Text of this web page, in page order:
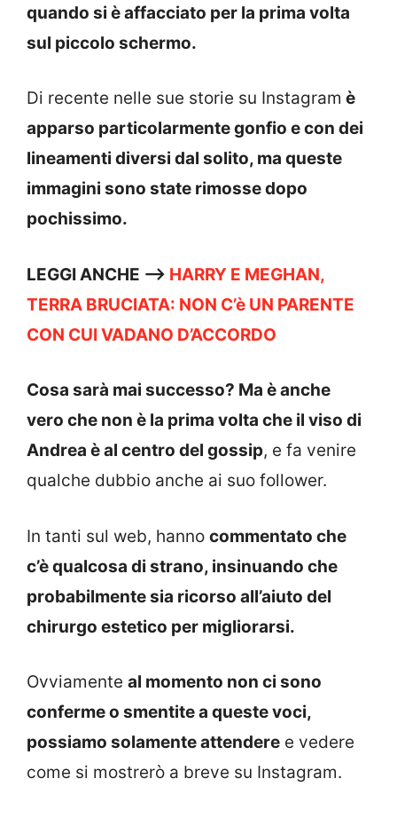
quando si è affacciato per la prima volta
sul piccolo schermo.
Di recente nelle sue storie su Instagram è
apparso particolarmente gonfio e con dei
lineamenti diversi dal solito, ma queste
immagini sono state rimosse dopo
pochissimo.
LEGGI ANCHE —-> HARRY E MEGHAN,
TERRA BRUCIATA: NON C’è UN PARENTE
CON CUI VADANO D’ACCORDO
Cosa sarà mai successo? Ma è anche
vero che non è la prima volta che il viso di
Andrea è al centro del gossip, e fa venire
qualche dubbio anche ai suo follower.
In tanti sul web, hanno commentato che
c’è qualcosa di strano, insinuando che
probabilmente sia ricorso all’aiuto del
chirurgo estetico per migliorarsi.
Ovviamente al momento non ci sono
conferme o smentite a queste voci,
possiamo solamente attendere e vedere
come si mostrerò a breve su Instagram.